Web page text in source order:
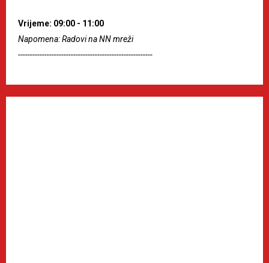
Vrijeme: 09:00 - 11:00
Napomena: Radovi na NN mreži
--------------------------------------------------------